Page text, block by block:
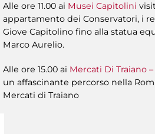
Alle ore 11.00 ai Musei Capitolini
appartamento dei Conservatori, i
Giove Capitolino fino alla statua
Marco Aurelio.
Alle ore 15.00 ai Mercati Di Traiano
un affascinante percorso nella
Mercati di Traiano